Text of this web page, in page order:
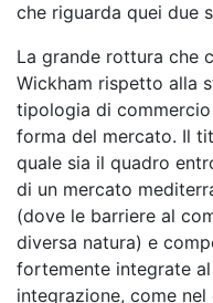
che riguarda quei due
La grande rottura che
Wickham rispetto alla
tipologia di
forma del mercato. Il
quale sia il quadro
di un mercato
(dove le barriere al
diversa natura) e
fortemente integrate
integrazione, come